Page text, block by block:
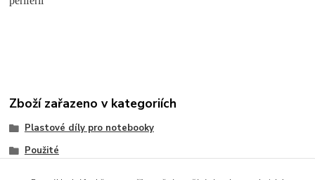
Zboží zařazeno v kategoriích
Plastové díly pro notebooky
Použité